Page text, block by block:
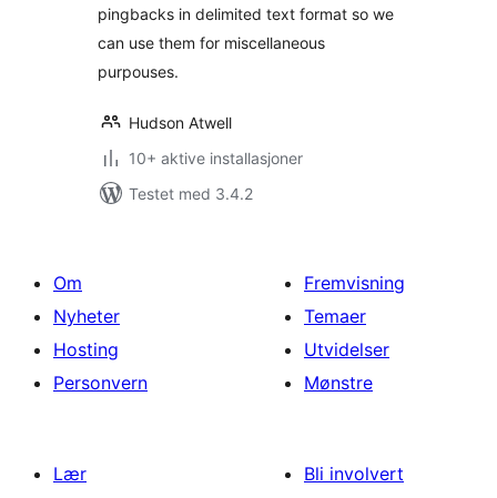
pingbacks in delimited text format so we
can use them for miscellaneous
purpouses.
Hudson Atwell
10+ aktive installasjoner
Testet med 3.4.2
Om
Nyheter
Hosting
Personvern
Fremvisning
Temaer
Utvidelser
Mønstre
Lær
Bli involvert